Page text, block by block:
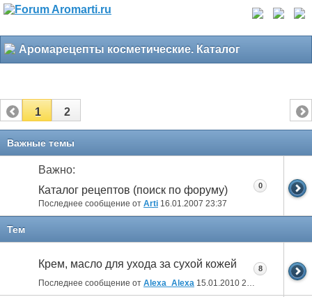
Аромарецепты косметические. Каталог
1 2
Важные темы
Важно:
Каталог рецептов (поиск по форуму)
Последнее сообщение от Arti 16.01.2007 23:37
0
Тем
Крем, масло для ухода за сухой кожей
Последнее сообщение от Alexa_Alexa 15.01.2010 21:43
8